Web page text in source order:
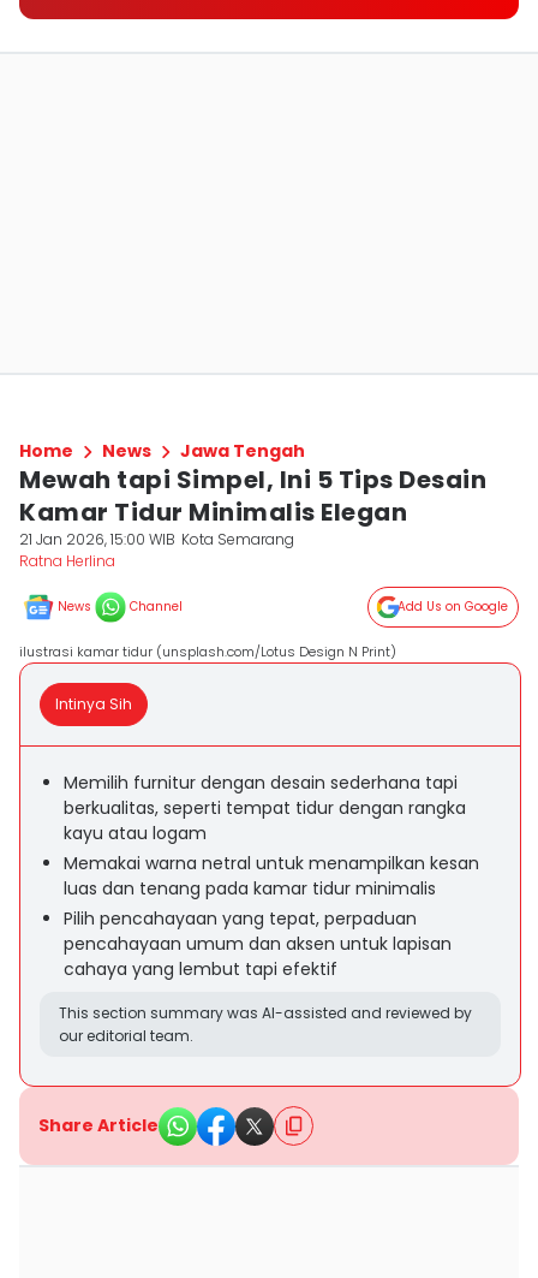
Home News Jawa Tengah
Mewah tapi Simpel, Ini 5 Tips Desain
Kamar Tidur Minimalis Elegan
21 Jan 2026, 15:00 WIB Kota Semarang
Ratna Herlina
News Channel Add Us on Google
ilustrasi kamar tidur (unsplash.com/Lotus Design N Print)
Intinya Sih
Memilih furnitur dengan desain sederhana tapi
berkualitas, seperti tempat tidur dengan rangka
kayu atau logam
Memakai warna netral untuk menampilkan kesan
luas dan tenang pada kamar tidur minimalis
Pilih pencahayaan yang tepat, perpaduan
pencahayaan umum dan aksen untuk lapisan
cahaya yang lembut tapi efektif
This section summary was AI-assisted and reviewed by
our editorial team.
Share Article